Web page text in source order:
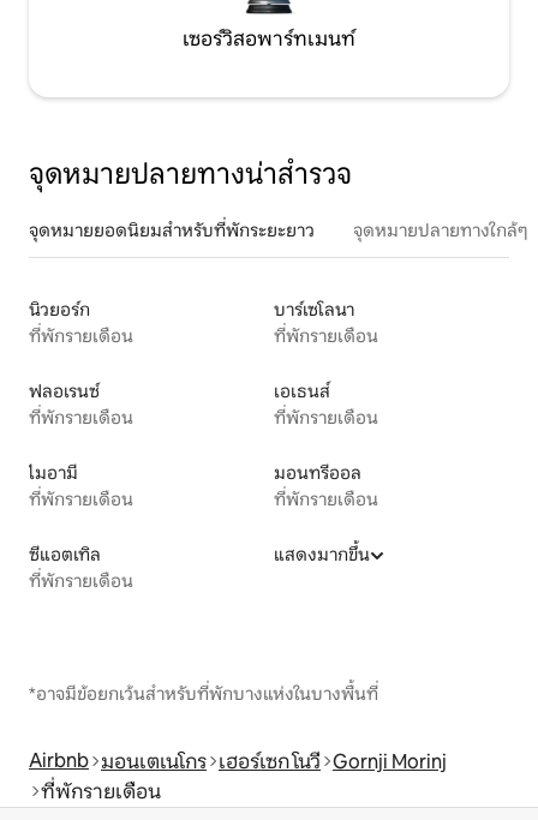
เซอร์วิสอพาร์ทเมนท์
จุดหมายปลายทางน่าสำรวจ
จุดหมายยอดนิยมสำหรับที่พักระยะยาว จุดหมายปลายทางใกล้ๆ
นิวยอร์ก
ที่พักรายเดือน
บาร์เซโลนา
ที่พักรายเดือน
ฟลอเรนซ์
ที่พักรายเดือน
เอเธนส์
ที่พักรายเดือน
ไมอามี
ที่พักรายเดือน
มอนทรีออล
ที่พักรายเดือน
ซีแอตเทิล
ที่พักรายเดือน
แสดงมากขึ้น
*อาจมีข้อยกเว้นสำหรับที่พักบางแห่งในบางพื้นที่
Airbnb มอนเตเนโกร เฮอร์เซก โนวี Gornji Morinj
ที่พักรายเดือน